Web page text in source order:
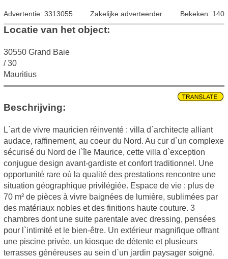
Advertentie: 3313055 Zakelijke adverteerder Bekeken: 140
Locatie van het object:
30550 Grand Baie
/ 30
Mauritius
Beschrijving:
L`art de vivre mauricien réinventé : villa d`architecte alliant
audace, raffinement, au coeur du Nord. Au cur d`un complexe
sécurisé du Nord de l`île Maurice, cette villa d`exception
conjugue design avant-gardiste et confort traditionnel. Une
opportunité rare où la qualité des prestations rencontre une
situation géographique privilégiée. Espace de vie : plus de
70 m² de pièces à vivre baignées de lumière, sublimées par
des matériaux nobles et des finitions haute couture. 3
chambres dont une suite parentale avec dressing, pensées
pour l`intimité et le bien-être. Un extérieur magnifique offrant
une piscine privée, un kiosque de détente et plusieurs
terrasses généreuses au sein d`un jardin paysager soigné.